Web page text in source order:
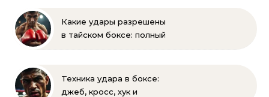
Какие удары разрешены
в тайском боксе: полный
Техника удара в боксе:
джеб, кросс, хук и